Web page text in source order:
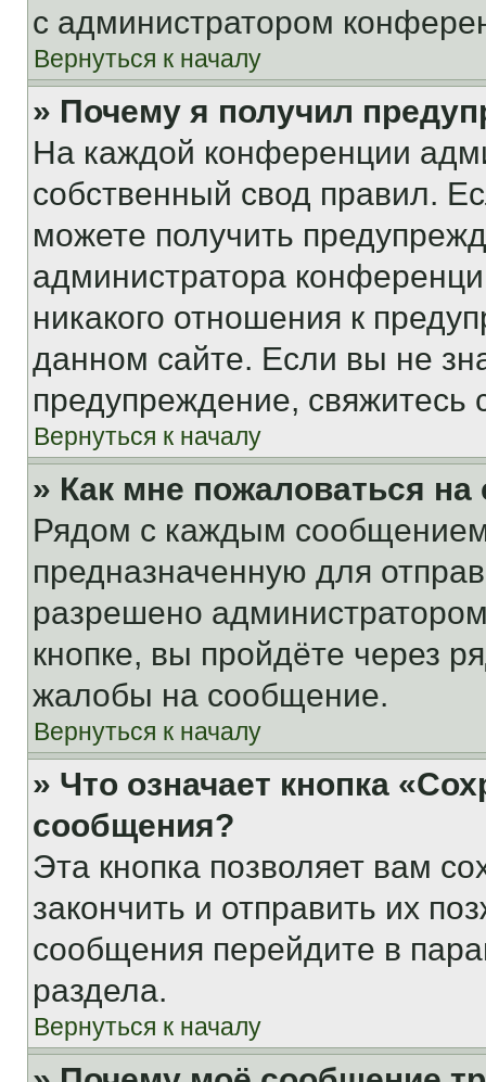
с администратором
Вернуться к началу
» Почему я получил
На каждой конференции
собственный свод правил.
можете получить
администратора
никакого отношения к
данном сайте. Если вы не
предупреждение,
Вернуться к началу
» Как мне пожаловаться
Рядом с каждым сообщением
предназначенную для
разрешено
кнопке, вы пройдёте через
жалобы на сообщение.
Вернуться к началу
» Что означает кнопка
сообщения?
Эта кнопка позволяет вам
закончить и отправить их
сообщения перейдите в
раздела.
Вернуться к началу